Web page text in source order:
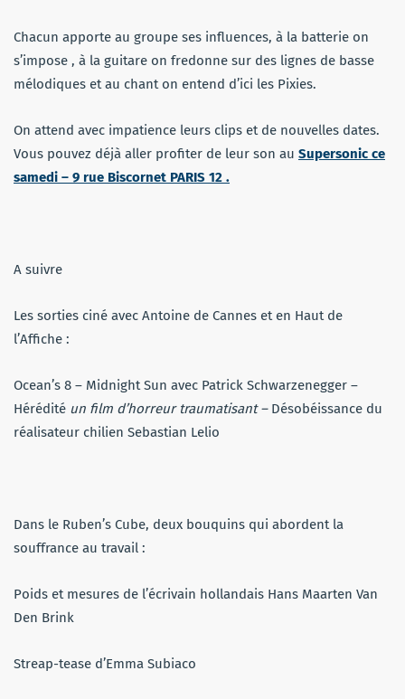
Chacun apporte au groupe ses influences, à la batterie on
s’impose , à la guitare on fredonne sur des lignes de basse
mélodiques et au chant on entend d’ici les Pixies.
On attend avec impatience leurs clips et de nouvelles dates.
Vous pouvez déjà aller profiter de leur son au Supersonic ce
samedi – 9 rue Biscornet PARIS 12 .
A suivre
Les sorties ciné avec Antoine de Cannes et en Haut de
l’Affiche :
Ocean’s 8 – Midnight Sun avec Patrick Schwarzenegger –
Hérédité un film d’horreur traumatisant – Désobéissance du
réalisateur chilien Sebastian Lelio
Dans le Ruben’s Cube, deux bouquins qui abordent la
souffrance au travail :
Poids et mesures de l’écrivain hollandais Hans Maarten Van
Den Brink
Streap-tease d’Emma Subiaco